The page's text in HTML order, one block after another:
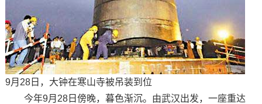
9月28日，大钟在寒山寺被吊装到位
今年9月28日傍晚，暮色渐沉。由武汉出发，一座重达